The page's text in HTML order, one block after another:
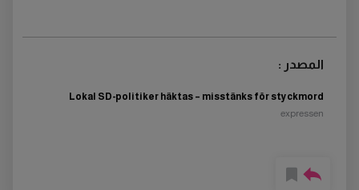
المصدر :
Lokal SD-politiker häktas – misstänks för styckmord
expressen